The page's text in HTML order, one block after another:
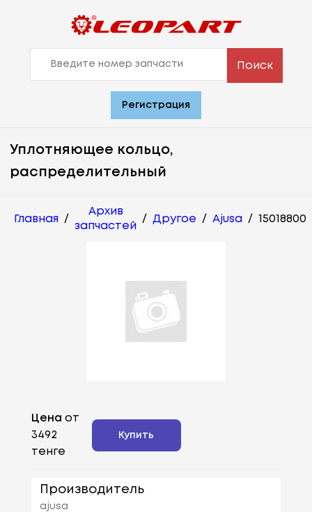
Поиск
Регистрация
Уплотняющее кольцо,
распределительный
Главная /
Архив
запчастей
/ Другое / Ajusa / 15018800
Цена от
3492
тенге
Купить
Производитель
ajusa